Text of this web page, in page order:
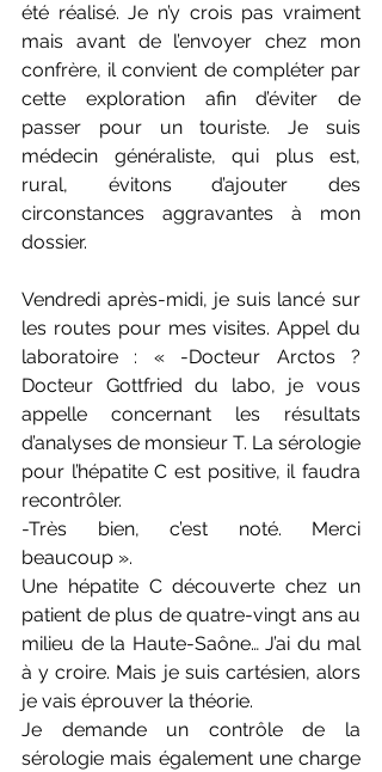
été réalisé. Je n’y crois pas vraiment
mais avant de l’envoyer chez mon
confrère, il convient de compléter par
cette exploration afin d’éviter de
passer pour un touriste. Je suis
médecin généraliste, qui plus est,
rural, évitons d’ajouter des
circonstances aggravantes à mon
dossier.
Vendredi après-midi, je suis lancé sur
les routes pour mes visites. Appel du
laboratoire : « -Docteur Arctos ?
Docteur Gottfried du labo, je vous
appelle concernant les résultats
d’analyses de monsieur T. La sérologie
pour l’hépatite C est positive, il faudra
recontrôler.
-Très bien, c’est noté. Merci
beaucoup ».
Une hépatite C découverte chez un
patient de plus de quatre-vingt ans au
milieu de la Haute-Saône… J’ai du mal
à y croire. Mais je suis cartésien, alors
je vais éprouver la théorie.
Je demande un contrôle de la
sérologie mais également une charge